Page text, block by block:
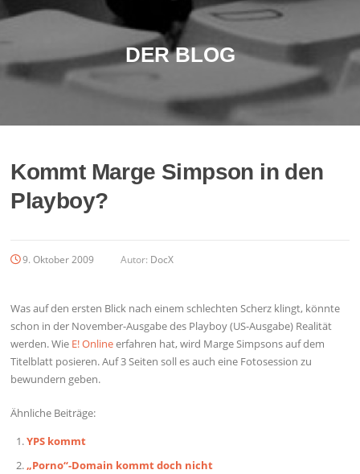
DER BLOG
Kommt Marge Simpson in den
Playboy?
9. Oktober 2009 Autor: DocX
Was auf den ersten Blick nach einem schlechten Scherz klingt, könnte
schon in der November-Ausgabe des Playboy (US-Ausgabe) Realität
werden. Wie E! Onlineerfahren hat, wird Marge Simpsons auf dem
Titelblatt posieren. Auf 3 Seiten soll es auch eine Fotosession zu
bewundern geben.
Ähnliche Beiträge:
YPS kommt
„Porno“-Domain kommt doch nicht